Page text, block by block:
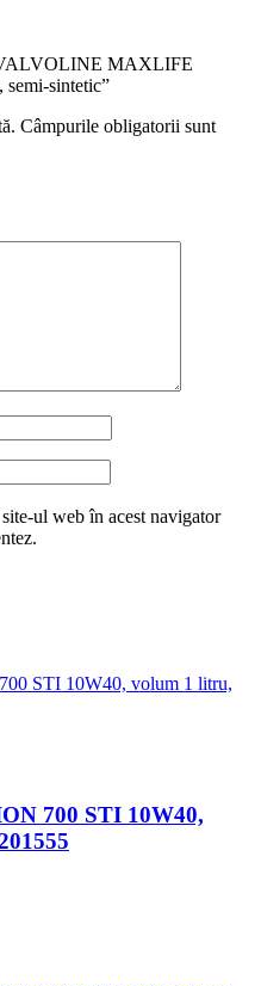
MAXLIFE
sintetic”
Câmpurile obligatorii sunt
ul web în acest navigator
700 STI 10W40,